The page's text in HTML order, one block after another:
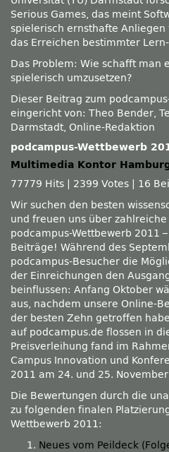
Serious Games, das meint
spielerisch ernsthafte Anliegen
das Erreichen bestimmter
Das Problem: Wie schafft man
spielerisch umzusetzen?
Dieser Beitrag zum
eingericht von: Theo Bender,
Darmstadt, Online-Redaktion
podcampus-Wettbewerb
Multimedia Kontor
77779 Hits
2399 Votes
16
Wir suchen den besten
und freuen uns über
podcampus-Wettbewerb 2011
Beiträge! Während des
podcampus-Besucher die
der Einreichungen den
beinflussen: Anfang Oktober
aus, nachdem unsere Online-
der besten Zehn getroffen
auf podcampus.de flossen in
Preisverleihung fand im
Campus Innovation und
2011 am 24. und 25.
Die Bewertungen durch die
zu folgenden finalen
Wettbewerb 2011:
Neues vom Peildeck